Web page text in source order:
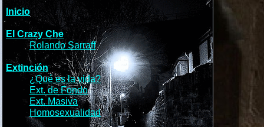
Inicio
El Crazy Che
Rolando Sarraff
Extinción
¿Qué es la vida?
Ext. de Fondo
Ext. Masiva
Homosexualidad